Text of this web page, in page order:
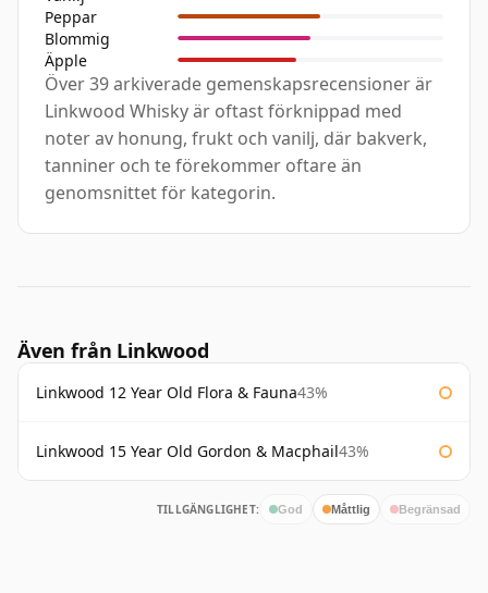
Peppar
Blommig
Äpple
Över 39 arkiverade gemenskapsrecensioner är
Linkwood Whisky är oftast förknippad med
noter av honung, frukt och vanilj, där bakverk,
tanniner och te förekommer oftare än
genomsnittet för kategorin.
Även från Linkwood
Linkwood 12 Year Old Flora & Fauna43%
Linkwood 15 Year Old Gordon & Macphail43%
TILLGÄNGLIGHET: God Måttlig Begränsad